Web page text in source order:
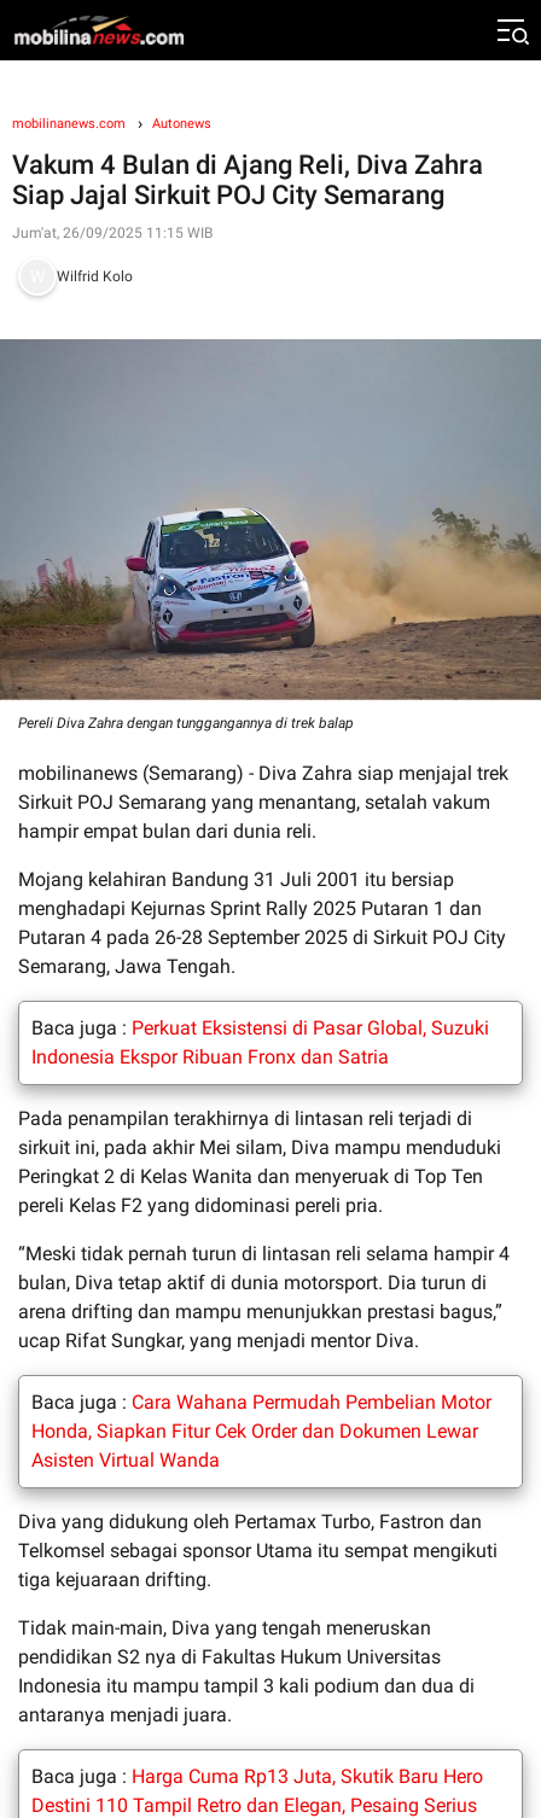
mobilinanews.com Autonews
Vakum 4 Bulan di Ajang Reli, Diva Zahra
Siap Jajal Sirkuit POJ City Semarang
Jum'at, 26/09/2025 11:15 WIB
Wilfrid Kolo
Pereli Diva Zahra dengan tunggangannya di trek balap
mobilinanews (Semarang) - Diva Zahra siap menjajal trek
Sirkuit POJ Semarang yang menantang, setalah vakum
hampir empat bulan dari dunia reli.
Mojang kelahiran Bandung 31 Juli 2001 itu bersiap
menghadapi Kejurnas Sprint Rally 2025 Putaran 1 dan
Putaran 4 pada 26-28 September 2025 di Sirkuit POJ City
Semarang, Jawa Tengah.
Baca juga : Perkuat Eksistensi di Pasar Global, Suzuki
Indonesia Ekspor Ribuan Fronx dan Satria
Pada penampilan terakhirnya di lintasan reli terjadi di
sirkuit ini, pada akhir Mei silam, Diva mampu menduduki
Peringkat 2 di Kelas Wanita dan menyeruak di Top Ten
pereli Kelas F2 yang didominasi pereli pria.
“Meski tidak pernah turun di lintasan reli selama hampir 4
bulan, Diva tetap aktif di dunia motorsport. Dia turun di
arena drifting dan mampu menunjukkan prestasi bagus,”
ucap Rifat Sungkar, yang menjadi mentor Diva.
Baca juga : Cara Wahana Permudah Pembelian Motor
Honda, Siapkan Fitur Cek Order dan Dokumen Lewar
Asisten Virtual Wanda
Diva yang didukung oleh Pertamax Turbo, Fastron dan
Telkomsel sebagai sponsor Utama itu sempat mengikuti
tiga kejuaraan drifting.
Tidak main-main, Diva yang tengah meneruskan
pendidikan S2 nya di Fakultas Hukum Universitas
Indonesia itu mampu tampil 3 kali podium dan dua di
antaranya menjadi juara.
Baca juga : Harga Cuma Rp13 Juta, Skutik Baru Hero
Destini 110 Tampil Retro dan Elegan, Pesaing Serius